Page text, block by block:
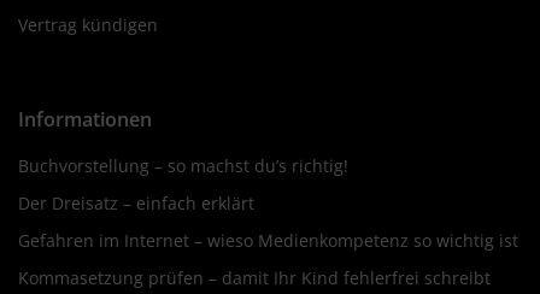
Vertrag kündigen
Informationen
Buchvorstellung – so machst du’s richtig!
Der Dreisatz – einfach erklärt
Gefahren im Internet – wieso Medienkompetenz so wichtig ist
Kommasetzung prüfen – damit Ihr Kind fehlerfrei schreibt